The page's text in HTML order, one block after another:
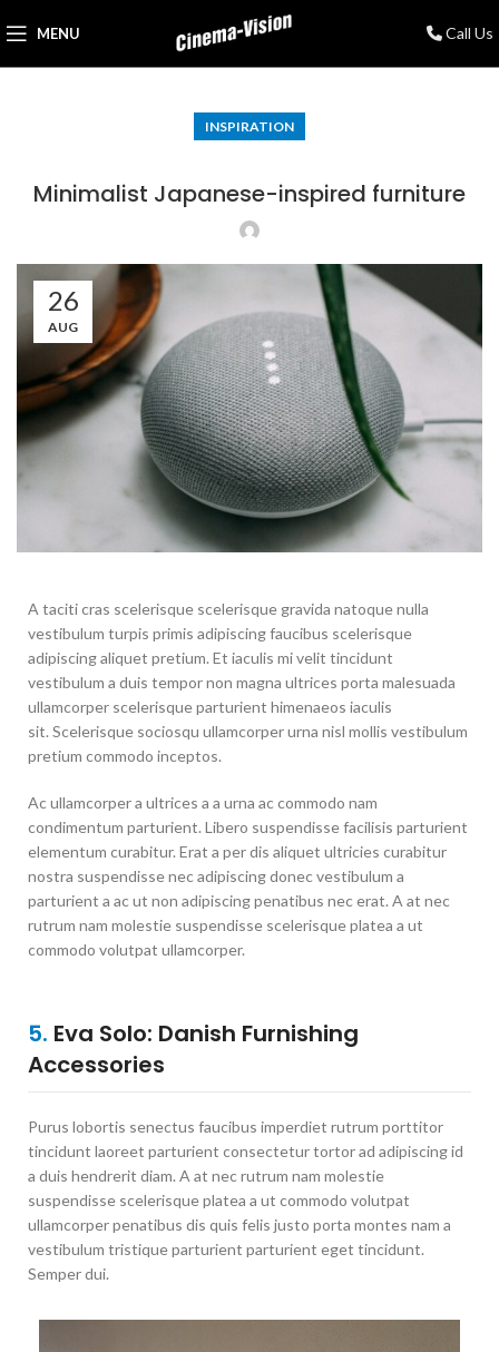
MENU Call Us
INSPIRATION
Minimalist Japanese-inspired furniture
26
AUG
A taciti cras scelerisque scelerisque gravida natoque nulla
vestibulum turpis primis adipiscing faucibus scelerisque
adipiscing aliquet pretium. Et iaculis mi velit tincidunt
vestibulum a duis tempor non magna ultrices porta malesuada
ullamcorper scelerisque parturient himenaeos iaculis
sit. Scelerisque sociosqu ullamcorper urna nisl mollis vestibulum
pretium commodo inceptos.
Ac ullamcorper a ultrices a a urna ac commodo nam
condimentum parturient. Libero suspendisse facilisis parturient
elementum curabitur. Erat a per dis aliquet ultricies curabitur
nostra suspendisse nec adipiscing donec vestibulum a
parturient a ac ut non adipiscing penatibus nec erat. A at nec
rutrum nam molestie suspendisse scelerisque platea a ut
commodo volutpat ullamcorper.
5. Eva Solo: Danish Furnishing
Accessories
Purus lobortis senectus faucibus imperdiet rutrum porttitor
tincidunt laoreet parturient consectetur tortor ad adipiscing id
a duis hendrerit diam. A at nec rutrum nam molestie
suspendisse scelerisque platea a ut commodo volutpat
ullamcorper penatibus dis quis felis justo porta montes nam a
vestibulum tristique parturient parturient eget tincidunt.
Semper dui.